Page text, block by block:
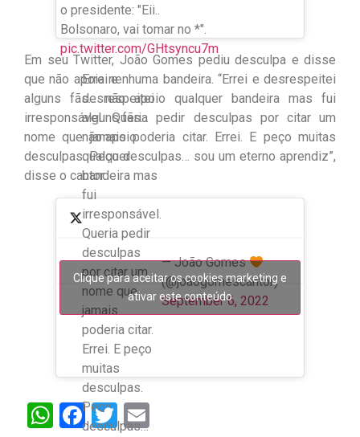
o presidente: "Eii..
Bolsonaro, vai tomar no *".
pic.twitter.com/GHtsyncu7m
Em seu Twitter, João Gomes pediu desculpa e disse
que não apoia nenhuma bandeira. “Errei e desrespeitei
alguns fãs… não apoio qualquer bandeira mas fui
irresponsável. Queria pedir desculpas por citar um
nome que jamais poderia citar. Errei. E peço muitas
desculpas. Peço desculpas… sou um eterno aprendiz”,
disse o cantor.
Errei e
desrespeitei
alguns fãs…
não apoio
qualquer
bandeira mas
fui
irresponsável.
Queria pedir
desculpas
por citar um
nome que
jamais
poderia citar.
Errei. E peço
muitas
desculpas.
Peço
desculpas…
— João Gomes
(@joaogomescantor)
September 6, 2022
Clique para aceitar os cookies marketing e
ativar este conteúdo
WhatsApp
Facebook
Twitter